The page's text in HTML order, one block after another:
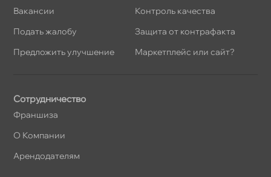
акансии
Подать жалобу
Предложить улучшение
Контроль качества
Защита от контрафакта
Маркетплейс или сайт?
Сотрудничество
Франшиза
О Компании
Арендодателям